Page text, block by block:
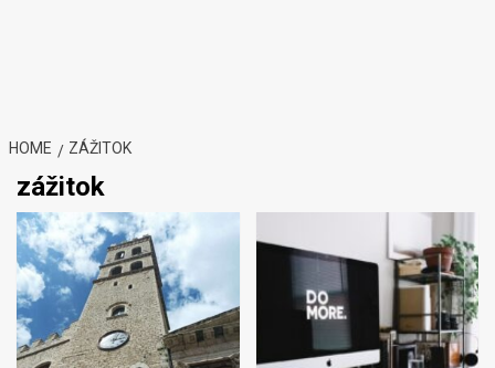
HOME ZÁŽITOK
zážitok